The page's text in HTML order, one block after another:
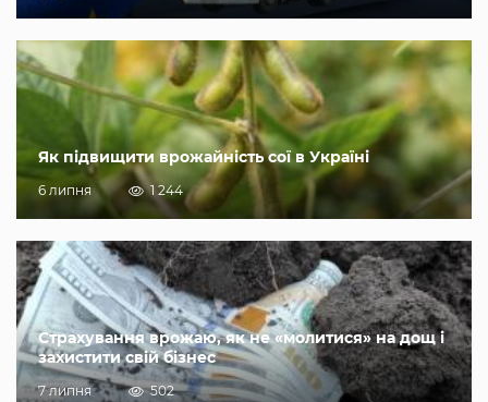
Як підвищити врожайність сої в Україні
6 липня 1 244
Страхування врожаю, як не «молитися» на дощ і
захистити свій бізнес
7 липня 502